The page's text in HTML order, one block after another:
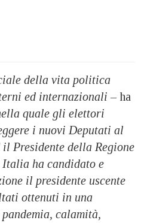
della vita politica
ed internazionali – ha
quale gli elettori
i nuovi Deputati al
Presidente della Regione
ha candidato e
il presidente uscente
ottenuti in una
calamità,